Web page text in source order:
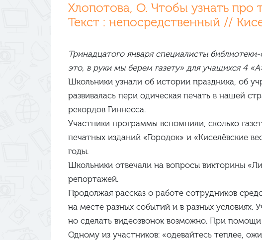
Хлопотова, О. Чтобы узнать про
Текст : непосредственный //
Тринадцатого января специалисты
это, в руки мы берем газету» для учащихся 4
Школьники узнали об истории праздника, об
развивалась пери­ одическая печать в нашей
рекордов Гиннесса.
Участники программы вспомнили, сколько
печатных изданий «Городок» и «Киселёвские
годы.
Школьники отвечали на вопросы викторины
репортажей.
Продолжая рассказ о работе сотрудников
на месте разных событий и в разных
но сделать видеозвонок возможно. При
Одному из участников: «одевайтесь теплее,